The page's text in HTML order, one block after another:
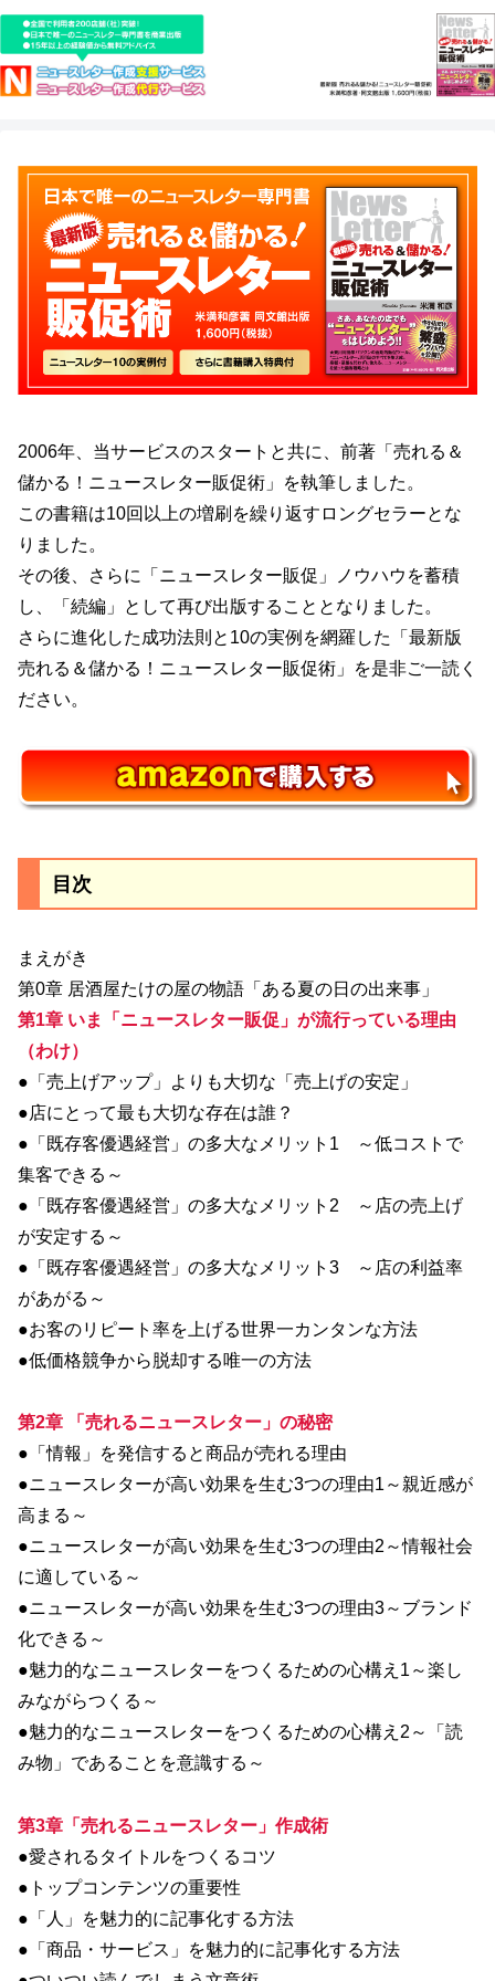
2006年、当サービスのスタートと共に、前著「売れる＆
儲かる！ニュースレター販促術」を執筆しました。
この書籍は10回以上の増刷を繰り返すロングセラーとな
りました。
その後、さらに「ニュースレター販促」ノウハウを蓄積
し、「続編」として再び出版することとなりました。
さらに進化した成功法則と10の実例を網羅した「最新版
売れる＆儲かる！ニュースレター販促術」を是非ご一読く
ださい。
目次
まえがき
第0章 居酒屋たけの屋の物語「ある夏の日の出来事」
第1章 いま「ニュースレター販促」が流行っている理由
（わけ）
●「売上げアップ」よりも大切な「売上げの安定」
●店にとって最も大切な存在は誰？
●「既存客優遇経営」の多大なメリット1 ～低コストで
集客できる～
●「既存客優遇経営」の多大なメリット2 ～店の売上げ
が安定する～
●「既存客優遇経営」の多大なメリット3 ～店の利益率
があがる～
●お客のリピート率を上げる世界一カンタンな方法
●低価格競争から脱却する唯一の方法
第2章 「売れるニュースレター」の秘密
●「情報」を発信すると商品が売れる理由
●ニュースレターが高い効果を生む3つの理由1～親近感が
高まる～
●ニュースレターが高い効果を生む3つの理由2～情報社会
に適している～
●ニュースレターが高い効果を生む3つの理由3～ブランド
化できる～
●魅力的なニュースレターをつくるための心構え1～楽し
みながらつくる～
●魅力的なニュースレターをつくるための心構え2～「読
み物」であることを意識する～
第3章「売れるニュースレター」作成術
●愛されるタイトルをつくるコツ
●トップコンテンツの重要性
●「人」を魅力的に記事化する方法
●「商品・サービス」を魅力的に記事化する方法